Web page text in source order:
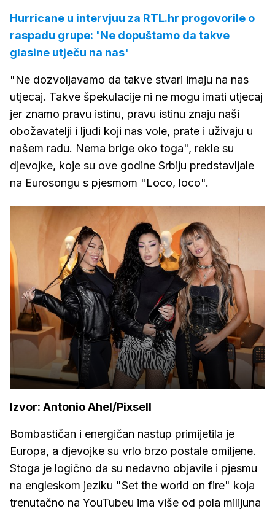
Hurricane u intervjuu za RTL.hr progovorile o
raspadu grupe: 'Ne dopuštamo da takve
glasine utječu na nas'
"Ne dozvoljavamo da takve stvari imaju na nas
utjecaj. Takve špekulacije ni ne mogu imati utjecaj
jer znamo pravu istinu, pravu istinu znaju naši
obožavatelji i ljudi koji nas vole, prate i uživaju u
našem radu. Nema brige oko toga", rekle su
djevojke, koje su ove godine Srbiju predstavljale
na Eurosongu s pjesmom "Loco, loco".
Izvor: Antonio Ahel/Pixsell
Bombastičan i energičan nastup primijetila je
Europa, a djevojke su vrlo brzo postale omiljene.
Stoga je logično da su nedavno objavile i pjesmu
na engleskom jeziku "Set the world on fire" koja
trenutačno na YouTubeu ima više od pola milijuna